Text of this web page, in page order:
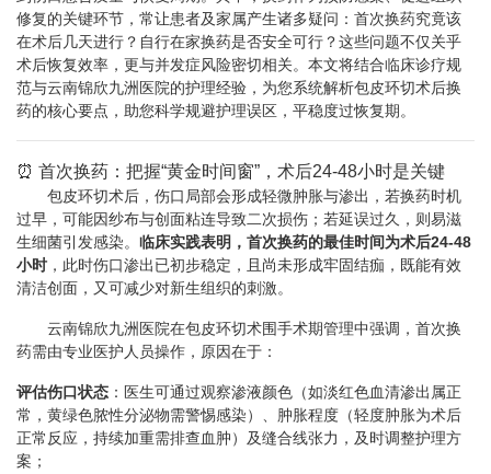
修复的关键环节，常让患者及家属产生诸多疑问：首次换药究竟该
在术后几天进行？自行在家换药是否安全可行？这些问题不仅关乎
术后恢复效率，更与并发症风险密切相关。本文将结合临床诊疗规
范与云南锦欣九洲医院的护理经验，为您系统解析包皮环切术后换
药的核心要点，助您科学规避护理误区，平稳度过恢复期。
⏰ 首次换药：把握“黄金时间窗”，术后24-48小时是关键
包皮环切术后，伤口局部会形成轻微肿胀与渗出，若换药时机
过早，可能因纱布与创面粘连导致二次损伤；若延误过久，则易滋
生细菌引发感染。 临床实践表明，首次换药的最佳时间为术后24-48
小时 ，此时伤口渗出已初步稳定，且尚未形成牢固结痂，既能有效
清洁创面，又可减少对新生组织的刺激。
云南锦欣九洲医院在包皮环切术围手术期管理中强调，首次换
药需由专业医护人员操作，原因在于：
评估伤口状态 ：医生可通过观察渗液颜色（如淡红色血清渗出属正
常，黄绿色脓性分泌物需警惕感染）、肿胀程度（轻度肿胀为术后
正常反应，持续加重需排查血肿）及缝合线张力，及时调整护理方
案；